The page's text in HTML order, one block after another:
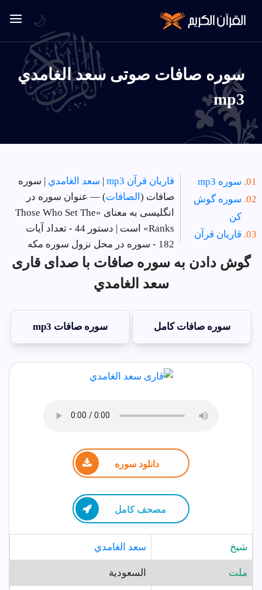
سوره صافات صوتی سعد الغامدي
mp3
سوره mp3
سوره گوش
کن
قاریان قرآن
قاریان قرآن mp3 | سعد الغامدي | سوره
صافات ( الصافات) — عنوان سوره در
انگلیسی به معنای «Those Who Set The
Ranks» است | دستور 44 - تعداد آیات
182 - سوره در
محل نزول سوره مکه
گوش دادن به سوره صافات با صدای قاری
سعد الغامدي
سوره صافات کامل سوره صافات mp3
دانلود سوره
مصحف كامل
شيخ سعد الغامدي
ملت السعودية
🌙